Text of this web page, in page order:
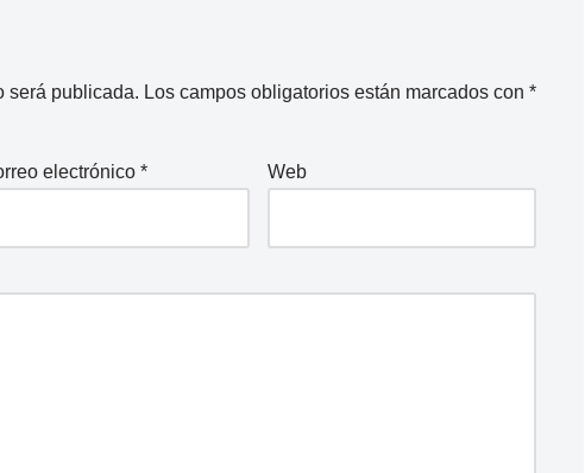
será publicada. Los campos obligatorios están marcados con *
electrónico* Web